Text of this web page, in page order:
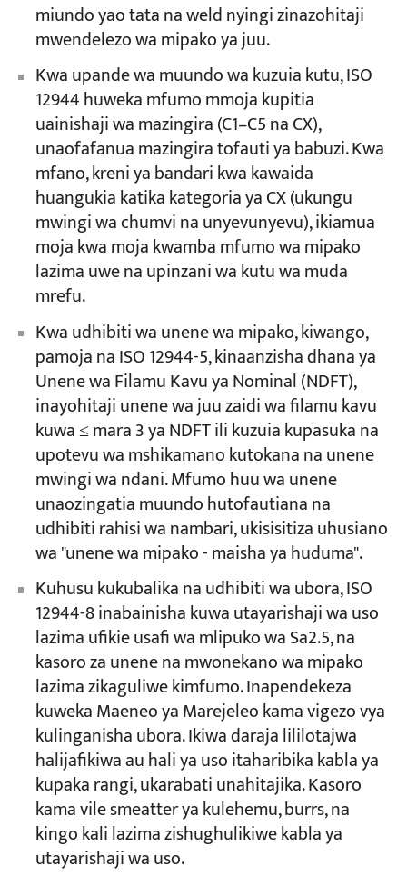
miundo yao tata na weld nyingi zinazohitaji
mwendelezo wa mipako ya juu.
Kwa upande wa muundo wa kuzuia kutu, ISO
12944 huweka mfumo mmoja kupitia
uainishaji wa mazingira (C1–C5 na CX),
unaofafanua mazingira tofauti ya babuzi. Kwa
mfano, kreni ya bandari kwa kawaida
huangukia katika kategoria ya CX (ukungu
mwingi wa chumvi na unyevunyevu), ikiamua
moja kwa moja kwamba mfumo wa mipako
lazima uwe na upinzani wa kutu wa muda
mrefu.
Kwa udhibiti wa unene wa mipako, kiwango,
pamoja na ISO 12944-5, kinaanzisha dhana ya
Unene wa Filamu Kavu ya Nominal (NDFT),
inayohitaji unene wa juu zaidi wa filamu kavu
kuwa ≤ mara 3 ya NDFT ili kuzuia kupasuka na
upotevu wa mshikamano kutokana na unene
mwingi wa ndani. Mfumo huu wa unene
unaozingatia muundo hutofautiana na
udhibiti rahisi wa nambari, ukisisitiza uhusiano
wa "unene wa mipako - maisha ya huduma".
Kuhusu kukubalika na udhibiti wa ubora, ISO
12944-8 inabainisha kuwa utayarishaji wa uso
lazima ufikie usafi wa mlipuko wa Sa2.5, na
kasoro za unene na mwonekano wa mipako
lazima zikaguliwe kimfumo. Inapendekeza
kuweka Maeneo ya Marejeleo kama vigezo vya
kulinganisha ubora. Ikiwa daraja lililotajwa
halijafikiwa au hali ya uso itaharibika kabla ya
kupaka rangi, ukarabati unahitajika. Kasoro
kama vile smeatter ya kulehemu, burrs, na
kingo kali lazima zishughulikiwe kabla ya
utayarishaji wa uso.